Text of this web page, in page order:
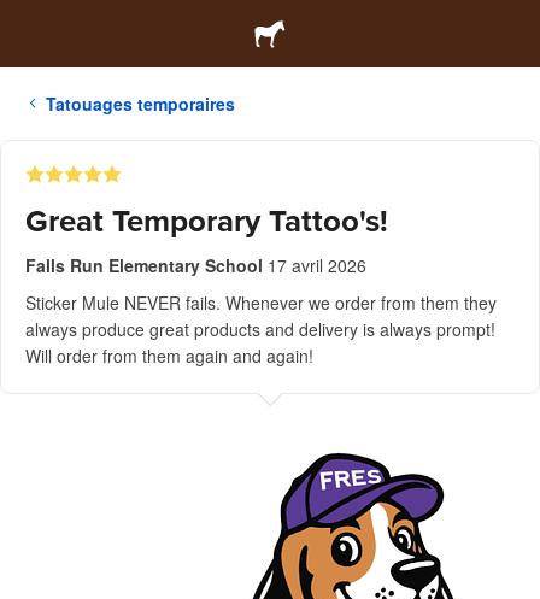
Tatouages temporaires
Great Temporary Tattoo's!
Falls Run Elementary School 17 avril 2026
Sticker Mule NEVER fails. Whenever we order from them they
always produce great products and delivery is always prompt!
Will order from them again and again!